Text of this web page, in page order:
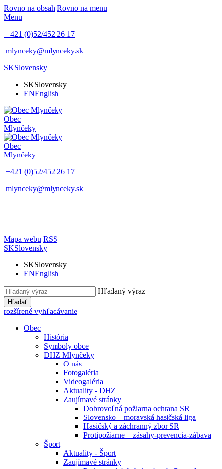
Rovno na obsah Rovno na menu
Menu
+421 (0)52/452 26 17
mlynceky@mlynceky.sk
SKSlovensky
SKSlovensky
ENEnglish
Obec
Mlynčeky
Obec
Mlynčeky
+421 (0)52/452 26 17
mlynceky@mlynceky.sk
Mapa webu RSS
SKSlovensky
SKSlovensky
ENEnglish
Hľadaný výraz
Hľadať
rozšírené vyhľadávanie
Obec
História
Symboly obce
DHZ Mlynčeky
O nás
Fotogaléria
Videogaléria
Aktuality - DHZ
Zaujímavé stránky
Dobrovoľná požiarna ochrana SR
Slovensko – moravská hasičská liga
Hasičský a záchranný zbor SR
Protipožiarne – zásahy-prevencia-zábava
Šport
Aktuality - Šport
Zaujímavé stránky